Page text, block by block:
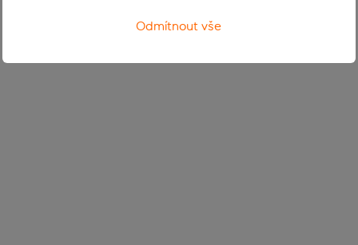
Odmítnout vše